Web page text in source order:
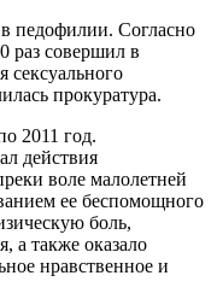
педофилии. Согласно
раз совершил в
сексуального
прокуратура.
2011 год.
действия
воле малолетней
ее беспомощного
боль,
а также оказало
нравственное и